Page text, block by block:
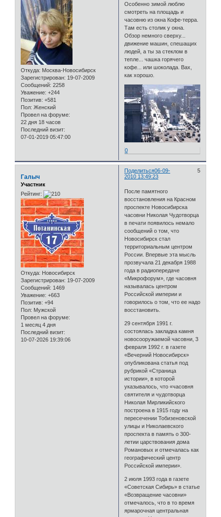
Откуда: Москва-Новосибирск
Зарегистрирован: 19-07-2009
Сообщений: 2258
Уважение: +244
Позитив: +581
Пол: Женский
Провел на форуме:
22 дня 18 часов
Последний визит:
07-01-2019 05:47:00
Особенно зимой люблю
смотреть на площадь и
часовню из окна Кофе-терра.
Там есть столик у окна.
Обзор немного сверху...
движение машин, спешащих
людей, а ты за стеклом в
тепле... чашка горячего
кофе... или шоколада. Вах,
как хорошо.
0
Поделиться 5
06-09-
2010 13:49:23
Галыч
Участник
Рейтинг:
Откуда: Новосибирск
Зарегистрирован: 19-07-2009
Сообщений: 1469
Уважение: +663
Позитив: +94
Пол: Мужской
Провел на форуме:
1 месяц 4 дня
Последний визит:
10-07-2026 19:39:06
После памятного
восстановления на Красном
проспекте Новосибирска
часовни Николая Чудотворца
в печати появилось немало
сообщений о том, что
Новосибирск стал
территориальным центром
России. Впервые эта мысль
прозвучала 21 декабря 1988
года в радиопередаче
«Микрофорум», где часовня
называлась центром
Российской империи и
говорилось о том, что ее надо
восстановить.
29 сентября 1991 г.
состоялась закладка камня
новосооружаемой часовни, 3
февраля 1992 г. в газете
«Вечерний Новосибирск»
опубликована статья под
рубрикой «Страница
истории», в которой
указывалось, что «часовня
святителя и чудотворца
Николая Мирликийского
построена в 1915 году на
пересечении Тобизеновской
улицы и Николаевского
проспекта в память о 300-
летии царствования дома
Романовых и отмечалась как
географический центр
Российской империи».
2 июля 1993 года в газете
«Советская Сибирь» в статье
«Возвращение часовни»
отмечалось, что в то время
ярмарочная центральная